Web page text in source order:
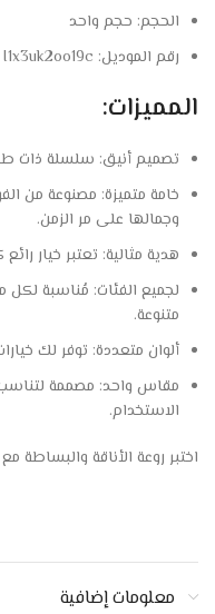
الحجم: حجم واحد
رقم الموديل: I1x3uk2oo19c
المميزات:
تصميم أنيق: سلسلة ذات
خامة متميزة: مصنوعة من
وجمالها على مر الزمن.
هدية مثالية: تعتبر خيار
لجميع الفئات: مُناسبة لكل
متنوعة.
ألوان متعددة: توفر لك
مقاس واحد: مصممة
الاستخدام.
اختبر روعة الأناقة
معلومات إضافية